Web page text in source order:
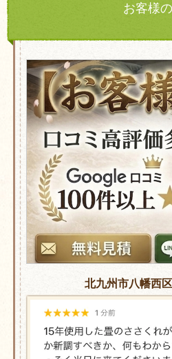
お客様
北九州市八幡西